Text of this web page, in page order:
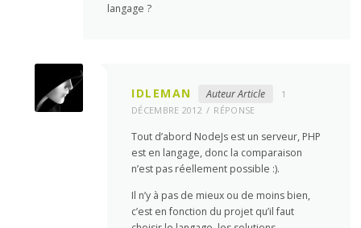
langage ?
IDLEMAN Auteur Article
1
DÉCEMBRE 2012
RÉPONSE
Tout d’abord NodeJs est un serveur, PHP
est en langage, donc la comparaison
n’est pas réellement possible :).
Il n’y à pas de mieux ou de moins bien,
c’est en fonction du projet qu’il faut